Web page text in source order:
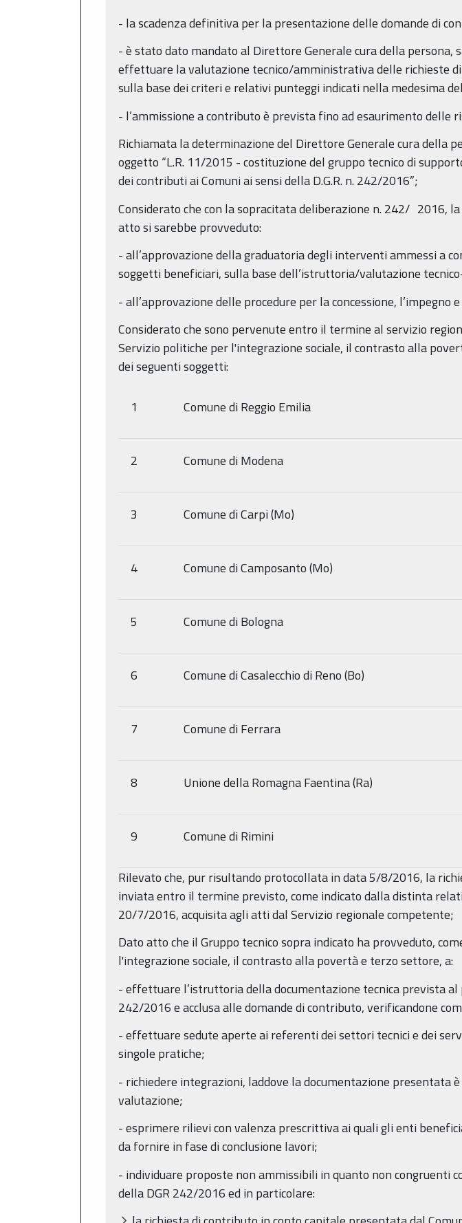
- la scadenza definitiva per la presentazione delle domande di
- è stato dato mandato al Direttore Generale cura della
effettuare la valutazione tecnico/amministrativa delle richieste
sulla base dei criteri e relativi punteggi indicati nella medesima
- l’ammissione a contributo è prevista fino ad esaurimento delle
Richiamata la determinazione del Direttore Generale cura della
oggetto “L.R. 11/2015 - costituzione del gruppo tecnico di
dei contributi ai Comuni ai sensi della D.G.R. n. 242/2016”;
Considerato che con la sopracitata deliberazione n. 242/ 2016,
atto si sarebbe provveduto:
- all’approvazione della graduatoria degli interventi ammessi a
soggetti beneficiari, sulla base dell’istruttoria/valutazione
- all’approvazione delle procedure per la concessione,
Considerato che sono pervenute entro il termine al servizio
Servizio politiche per l'integrazione sociale, il contrasto alla
dei seguenti soggetti:
1 Comune di Reggio Emilia
2 Comune di Modena
3 Comune di Carpi (Mo)
4 Comune di Camposanto (Mo)
5 Comune di Bologna
6 Comune di Casalecchio di Reno (Bo)
7 Comune di Ferrara
8 Unione della Romagna Faentina (Ra)
9 Comune di Rimini
Rilevato che, pur risultando protocollata in data 5/8/2016, la
inviata entro il termine previsto, come indicato dalla distinta
20/7/2016, acquisita agli atti dal Servizio regionale competente;
Dato atto che il Gruppo tecnico sopra indicato ha provveduto,
l'integrazione sociale, il contrasto alla povertà e terzo settore, a:
- effettuare l’istruttoria della documentazione tecnica prevista
242/2016 e acclusa alle domande di contributo, verificandone
- effettuare sedute aperte ai referenti dei settori tecnici e dei
singole pratiche;
- richiedere integrazioni, laddove la documentazione
valutazione;
- esprimere rilievi con valenza prescrittiva ai quali gli enti
da fornire in fase di conclusione lavori;
- individuare proposte non ammissibili in quanto non congruenti
della DGR 242/2016 ed in particolare: